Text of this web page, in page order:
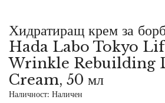
Хидратиращ крем за
Hada Labo Tokyo
Wrinkle Rebuilding
Cream, 50 мл
Наличност: Наличен